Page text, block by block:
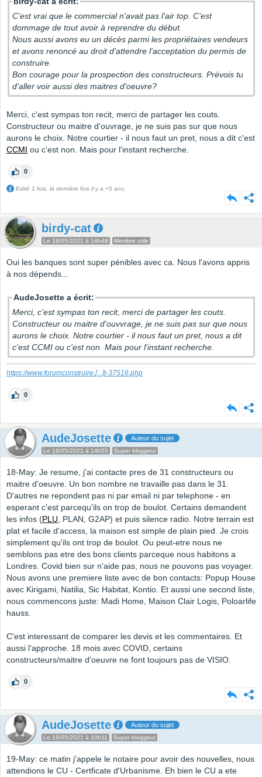
C'est vrai que le commercial n'avait pas l'air top. C'est
dommage de tout avoir à reprendre du début.
Nous aussi avons eu un décès parmi les propriétaires vendeurs
et avons renoncé au droit d'attendre l'acceptation du permis de
construire.
Bon courage pour la prospection des constructeurs. Prévois tu
d'aller voir aussi des maitres d'oeuvre?
Merci, c'est sympas ton recit, merci de partager les couts.
Constructeur ou maitre d'ouvrage, je ne suis pas sur que nous
aurons le choix. Notre courtier - il nous faut un pret, nous a dit c'est
CCMI ou c'est non. Mais pour l'instant recherche.
0
Edité 1 fois, la dernière fois il y a +5 ans.
birdy-cat
Le 18/05/2021 à 14h48 Membre utile
Oui les banques sont super pénibles avec ca. Nous l'avons appris
à nos dépends...
AudeJosette a écrit:
Merci, c'est sympas ton recit, merci de partager les couts.
Constructeur ou maitre d'ouvvrage, je ne suis pas sur que nous
aurons le choix. Notre courtier - il nous faut un pret, nous a dit
c'est CCMI ou c'est non. Mais pour l'instant recherche.
https://www.forumconstruire.[...]t-37516.php
0
AudeJosette Auteur du sujet
Le 18/05/2021 à 14h55 Super bloggeur
18-May: Je resume, j'ai contacte pres de 31 constructeurs ou
maitre d'oeuvre. Un bon nombre ne travaille pas dans le 31.
D'autres ne repondent pas ni par email ni par telephone - en
esperant c'est parcequ'ils on trop de boulot. Certains demandent
les infos (PLU, PLAN, G2AP) et puis silence radio. Notre terrain est
plat et facile d'access, la maison est simple de plain pied. Je crois
simplement qu'ils ont trop de boulot. Ou peut-etre nous ne
semblons pas etre des bons clients parceque nous habitons a
Londres. Covid bien sur n'aide pas, nous ne pouvons pas voyager.
Nous avons une premiere liste avec de bon contacts: Popup House
avec Kirigami, Natilia, Sic Habitat, Kontio. Et aussi une second liste,
nous commencons juste: Madi Home, Maison Clair Logis, Poloarlife
hauss.
C'est interessant de comparer les devis et les commentaires. Et
aussi l'approche. 18 mois avec COVID, certains
constructeurs/maitre d'oeuvre ne font toujours pas de VISIO.
0
AudeJosette Auteur du sujet
Le 19/05/2021 à 10h11 Super bloggeur
19-May: ce matin j'appele le notaire pour avoir des nouvelles, nous
attendions le CU - Certficate d'Urbanisme. Eh bien le CU a ete